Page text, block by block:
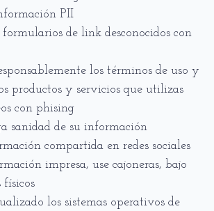
PII
de link desconocidos con
los términos de uso y
productos y servicios que utilizas
con phising
sanidad de su información
compartida en redes sociales
impresa, use cajoneras, bajo
físicos
los sistemas operativos de